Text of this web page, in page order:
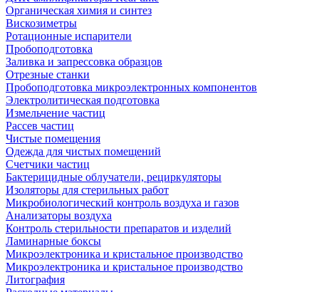
Органическая химия и синтез
Вискозиметры
Ротационные испарители
Пробоподготовка
Заливка и запрессовка образцов
Отрезные станки
Пробоподготовка микроэлектронных компонентов
Электролитическая подготовка
Измельчение частиц
Рассев частиц
Чистые помещения
Одежда для чистых помещений
Счетчики частиц
Бактерицидные облучатели, рециркуляторы
Изоляторы для стерильных работ
Микробиологический контроль воздуха и газов
Анализаторы воздуха
Контроль стерильности препаратов и изделий
Ламинарные боксы
Микроэлектроника и кристальное производство
Микроэлектроника и кристальное производство
Литография